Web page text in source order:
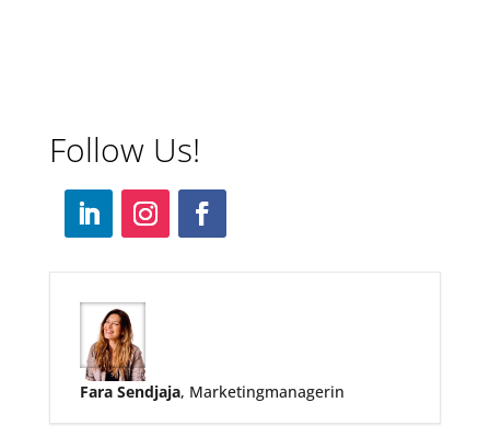
Follow Us!
Fara Sendjaja, Marketingmanagerin